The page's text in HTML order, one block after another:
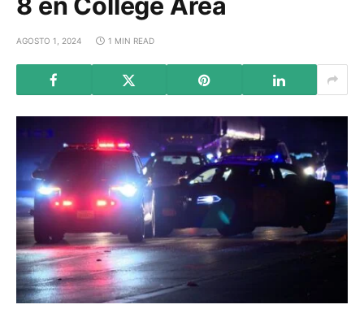
AGOSTO 1, 2024 1 MIN READ